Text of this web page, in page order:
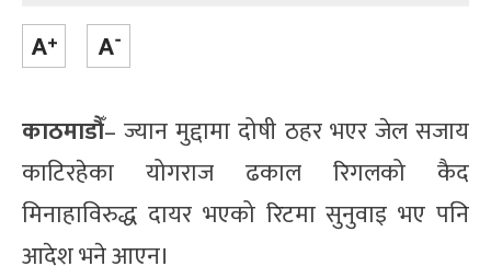
काठमाडौँ– ज्यान मुद्दामा दोषी ठहर भएर जेल सजाय
काटिरहेका योगराज ढकाल रिगलको कैद
मिनाहाविरुद्ध दायर भएको रिटमा सुनुवाइ भए पनि
आदेश भने आएन।